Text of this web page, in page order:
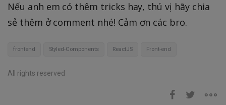
Nếu anh em có thêm tricks hay, thú vị hãy chia
sẻ thêm ở comment nhé! Cảm ơn các bro.
frontend Styled-Components ReactJS Front-end
All rights reserved